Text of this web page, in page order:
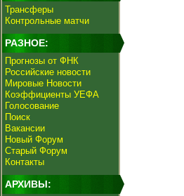
Трансферы
Контрольные матчи
РАЗНОЕ:
Прогнозы от ФНК
Российские новости
Мировые Новости
Коэффициенты УЕФА
Голосование
Поиск
Вакансии
Новый Форум
Старый Форум
Контакты
АРХИВЫ: